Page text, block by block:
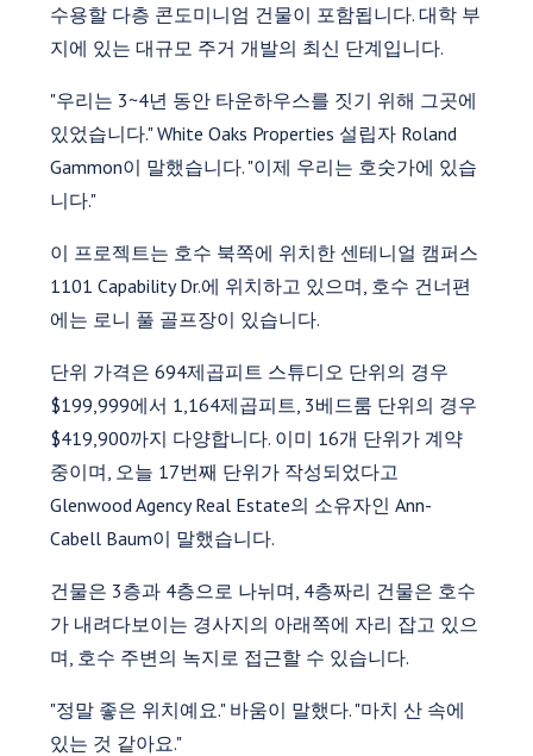
수용할 다층 콘도미니엄 건물이 포함됩니다. 대학 부
지에 있는 대규모 주거 개발의 최신 단계입니다.
"우리는 3~4년 동안 타운하우스를 짓기 위해 그곳에
있었습니다." White Oaks Properties 설립자 Roland
Gammon이 말했습니다. "이제 우리는 호숫가에 있습
니다."
이 프로젝트는 호수 북쪽에 위치한 센테니얼 캠퍼스
1101 Capability Dr.에 위치하고 있으며, 호수 건너편
에는 로니 풀 골프장이 있습니다.
단위 가격은 694제곱피트 스튜디오 단위의 경우
$199,999에서 1,164제곱피트, 3베드룸 단위의 경우
$419,900까지 다양합니다. 이미 16개 단위가 계약
중이며, 오늘 17번째 단위가 작성되었다고
Glenwood Agency Real Estate의 소유자인 Ann-
Cabell Baum이 말했습니다.
건물은 3층과 4층으로 나뉘며, 4층짜리 건물은 호수
가 내려다보이는 경사지의 아래쪽에 자리 잡고 있으
며, 호수 주변의 녹지로 접근할 수 있습니다.
"정말 좋은 위치예요." 바움이 말했다. "마치 산 속에
있는 것 같아요."